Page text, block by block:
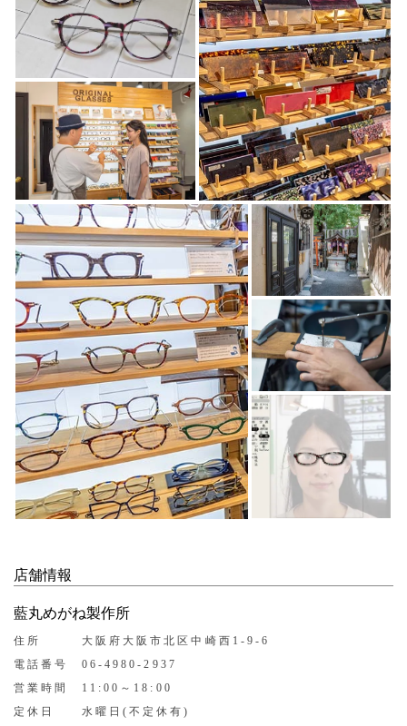
店舗情報
藍丸めがね製作所
住所
大阪府大阪市北区中崎西1-9-6
電話番号
06-4980-2937
営業時間
11:00～18:00
定休日
水曜日(不定休有)